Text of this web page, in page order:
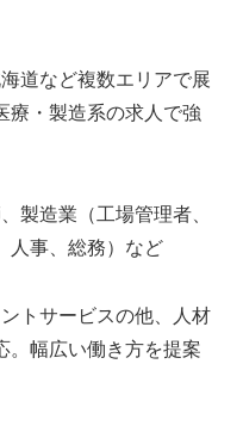
道など複数エリアで展
療・製造系の求人で強
製造業（工場管理者、
人事、総務）など
トサービスの他、人材
。幅広い働き方を提案